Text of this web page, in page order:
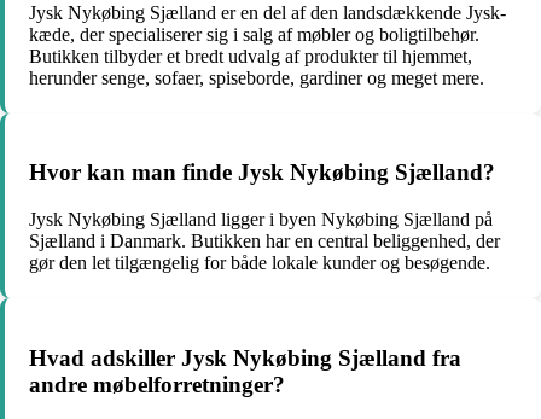
Jysk Nykøbing Sjælland er en del af den landsdækkende Jysk-
kæde, der specialiserer sig i salg af møbler og boligtilbehør.
Butikken tilbyder et bredt udvalg af produkter til hjemmet,
herunder senge, sofaer, spiseborde, gardiner og meget mere.
Hvor kan man finde Jysk Nykøbing Sjælland?
Jysk Nykøbing Sjælland ligger i byen Nykøbing Sjælland på
Sjælland i Danmark. Butikken har en central beliggenhed, der
gør den let tilgængelig for både lokale kunder og besøgende.
Hvad adskiller Jysk Nykøbing Sjælland fra
andre møbelforretninger?